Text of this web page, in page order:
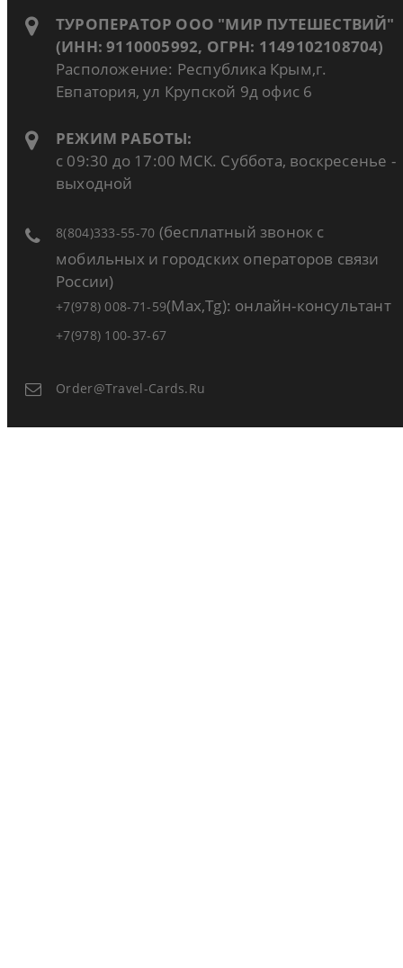
ТУРОПЕРАТОР ООО "МИР ПУТЕШЕСТВИЙ"
(ИНН: 9110005992, ОГРН: 1149102108704)
Расположение: Республика Крым,г.
Евпатория, ул Крупской 9д офис 6
РЕЖИМ РАБОТЫ:
с 09:30 до 17:00 МСК. Суббота, воскресенье -
выходной
8(804)333-55-70 (бесплатный звонок с
мобильных и городских операторов связи
России)
+7(978) 008-71-59(Max,Tg): онлайн-консультант
+7(978) 100-37-67
Order@travel-Cards.ru